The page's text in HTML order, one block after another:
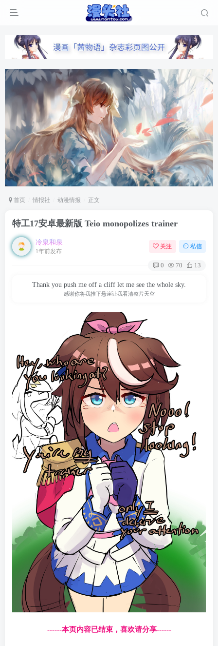
首页 情报社 动漫情报 正文
特工17安卓最新版 Teio monopolizes trainer
冷泉和泉
1年前发布
关注 私信
0 70 13
Thank you push me off a cliff let me see the whole sky.
感谢你将我推下悬崖让我看清整片天空
------本页内容已结束，喜欢请分享------